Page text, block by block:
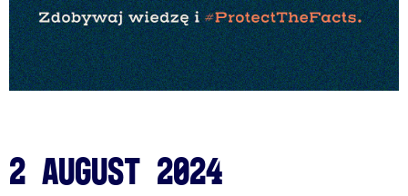
2 August 2024